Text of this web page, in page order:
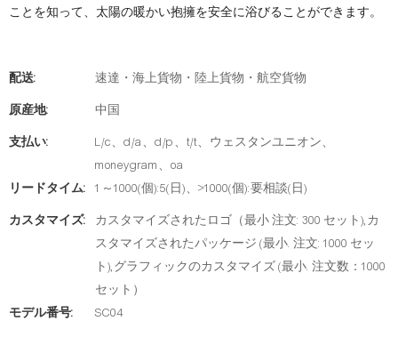
ことを知って、太陽の暖かい抱擁を安全に浴びることができます。
配送: 速達・海上貨物・陸上貨物・航空貨物
原産地: 中国
支払い:
L/c、d/a、d/p、t/t、ウェスタンユニオン、
moneygram、oa
リードタイム:
1～1000(個):5(日)、>1000(個):要相談(日)
カスタマイズ:
カスタマイズされたロゴ（最小 注文: 300 セット),カ
スタマイズされたパッケージ (最小. 注文: 1000 セッ
ト),グラフィックのカスタマイズ (最小. 注文数：1000
セット）
モデル番号:
SC04